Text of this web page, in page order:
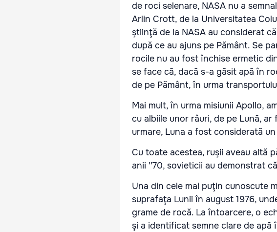
de roci selenare, NASA nu a
Arlin Crott, de la Universitatea
ştiinţă de la NASA au considerat
după ce au ajuns pe Pământ. Se
rocile nu au fost închise ermetic
se face că, dacă s-a găsit apă în
de pe Pământ, în urma
Mai mult, în urma misiunii Apollo,
cu albiile unor râuri, de pe Lună,
urmare, Luna a fost considerată
Cu toate acestea, ruşii aveau altă
anii ''70, sovieticii au demonstrat
Una din cele mai puţin cunoscute
suprafaţa Lunii în august 1976,
grame de rocă. La întoarcere, o
şi a identificat semne clare de apă